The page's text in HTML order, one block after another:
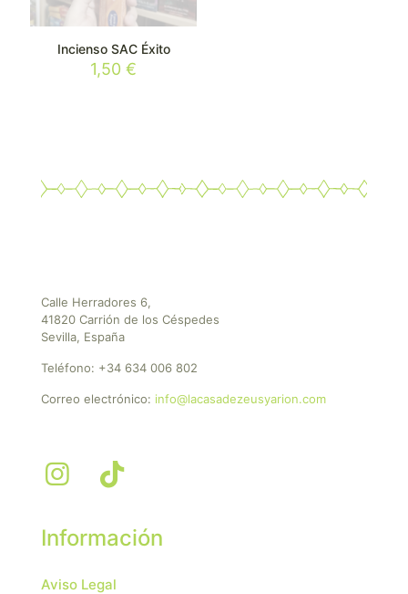
Incienso SAC Éxito
1,50€
Calle Herradores 6,
41820 Carrión de los Céspedes
Sevilla, España
Teléfono: +34 634 006 802
Correo electrónico: info@lacasadezeusyarion.com
Información
Aviso Legal